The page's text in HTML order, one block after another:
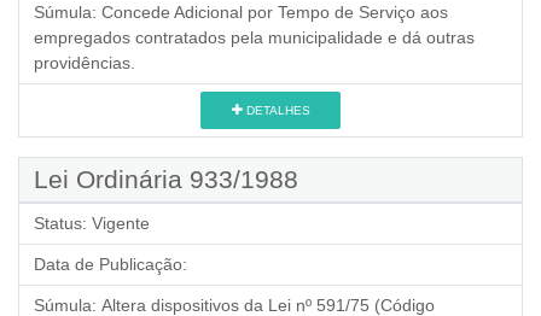
Súmula: Concede Adicional por Tempo de Serviço aos
empregados contratados pela municipalidade e dá outras
providências.
DETALHES
Lei Ordinária 933/1988
Status: Vigente
Data de Publicação:
Súmula: Altera dispositivos da Lei nº 591/75 (Código